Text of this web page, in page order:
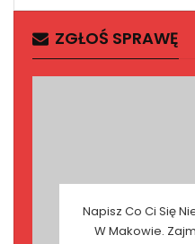
ZGŁOŚ SPRAWĘ
Napisz Co Ci Się
W Makowie.